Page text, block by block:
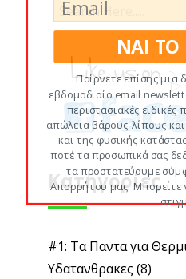
Κατηγορίες
#1: Τα Παντα για
Υδατανθρακες (8)
ΝΑΙ
Παίρνετε επίσης μια
εβδομαδιαίο email
περιστασιακές
απώλεια βάρους-λίπους
και της φυσικής
ποτέ τα προσωπικά σας
τα προστατεύουμε
Απορρήτου μας. Μπορείτε